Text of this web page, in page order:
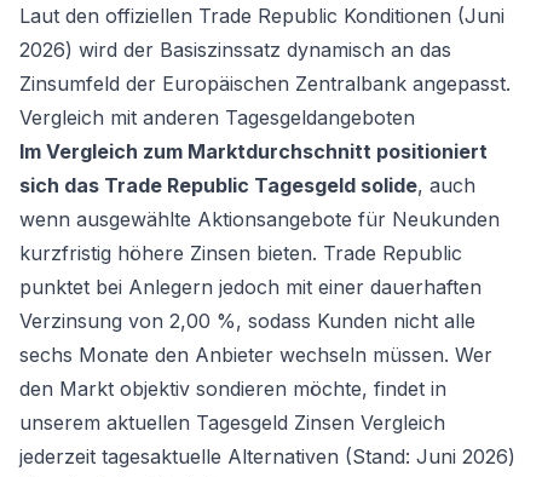
Laut den offiziellen Trade Republic Konditionen (Juni
2026) wird der Basiszinssatz dynamisch an das
Zinsumfeld der Europäischen Zentralbank angepasst.
Vergleich mit anderen Tagesgeldangeboten
Im Vergleich zum Marktdurchschnitt positioniert
sich das Trade Republic Tagesgeld solide, auch
wenn ausgewählte Aktionsangebote für Neukunden
kurzfristig höhere Zinsen bieten. Trade Republic
punktet bei Anlegern jedoch mit einer dauerhaften
Verzinsung von 2,00 %, sodass Kunden nicht alle
sechs Monate den Anbieter wechseln müssen. Wer
den Markt objektiv sondieren möchte, findet in
unserem aktuellen Tagesgeld Zinsen Vergleich
jederzeit tagesaktuelle Alternativen (Stand: Juni 2026)